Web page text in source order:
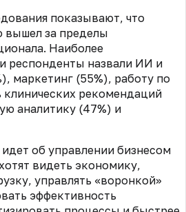
показывают, что
вышел за пределы
Наиболее
респонденты назвали ИИ и
маркетинг (55%), работу по
рекомендаций
аналитику (47%) и
идет об управлении бизнесом
видеть экономику,
управлять «воронкой»
эффективность